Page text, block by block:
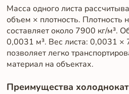
Масса одного листа
объем × плотность. Плотность
составляет около 7900 кг/м³.
0,0031 м³. Вес листа: 0,0031 ×
позволяет легко
материал на объектах.
Преимущества